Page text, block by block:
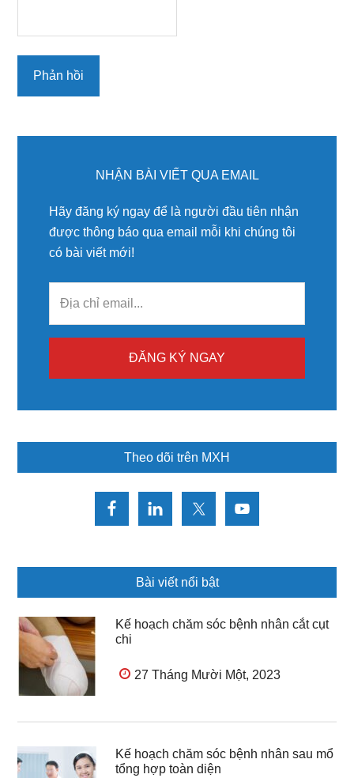
NHẬN BÀI VIẾT QUA EMAIL
Hãy đăng ký ngay để là người đầu tiên nhận
được thông báo qua email mỗi khi chúng tôi
có bài viết mới!
Theo dõi trên MXH
Bài viết nổi bật
Kế hoạch chăm sóc bệnh nhân cắt cụt
chi
27 Tháng Mười Một, 2023
Kế hoạch chăm sóc bệnh nhân sau mổ
tổng hợp toàn diện